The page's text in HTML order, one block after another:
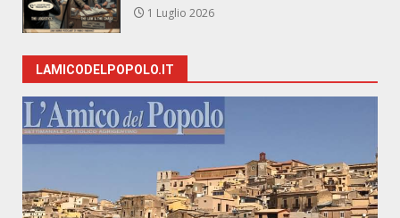
1 Luglio 2026
LAMICODELPOPOLO.IT